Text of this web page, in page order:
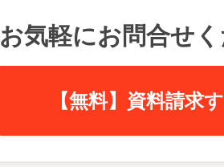
お気軽にお問合せ
【無料】資料請求